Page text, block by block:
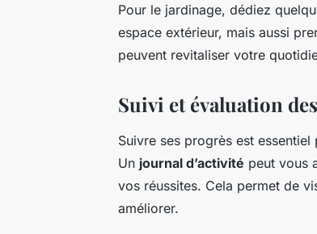
Pour le jardinage, dédiez
espace extérieur, mais aussi
peuvent revitaliser votre
Suivi et évaluation
Suivre ses progrès est
Un journal d’activité peut vous
vos réussites. Cela permet de
améliorer.